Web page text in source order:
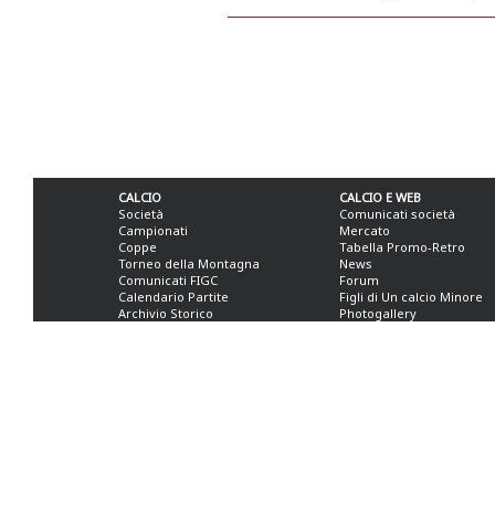
CALCIO
Società
Campionati
Coppe
Torneo della Montagna
Comunicati FIGC
Calendario Partite
Archivio Storico
CALCIO E WEB
Comunicati società
Mercato
Tabella Promo-Retro
News
Forum
Figli di Un calcio Minore
Photogallery